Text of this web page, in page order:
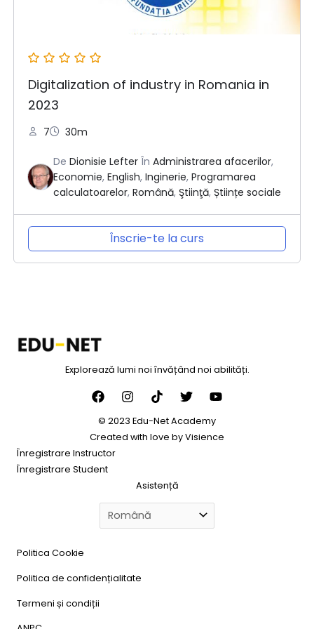
Digitalization of industry in Romania in
2023
7 30m
De Dionisie LefterÎn Administrarea afacerilor,
Economie, English, Inginerie, Programarea
calculatoarelor, Română, Ştiinţă, Științe sociale
Înscrie-te la curs
Explorează lumi noi învățând noi abilități.
© 2023 Edu-Net Academy
Created with love byVisience
Înregistrare Instructor
Înregistrare Student
Asistență
Politica Cookie
Politica de confidențialitate
Termeni și condiții